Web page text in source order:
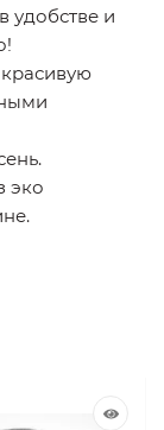
удобстве и
эко